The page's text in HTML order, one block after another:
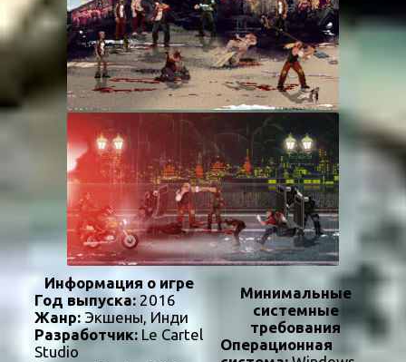
Информация о игре
Год выпуска: 2016
Жанр: Экшены, Инди
Разработчик: Le Cartel
Studio
Минимальные
системные
требования
Операционная